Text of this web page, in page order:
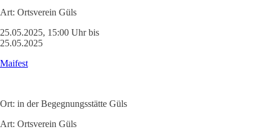
Art: Ortsverein Güls
25.05.2025, 15:00 Uhr bis
25.05.2025
Maifest
Ort: in der Begegnungsstätte Güls
Art: Ortsverein Güls